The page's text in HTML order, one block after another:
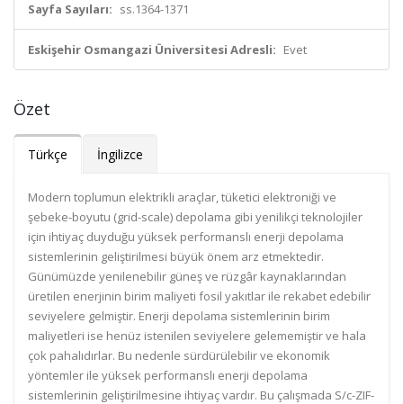
Sayfa Sayıları: ss.1364-1371
Eskişehir Osmangazi Üniversitesi Adresli: Evet
Özet
Türkçe İngilizce
Modern toplumun elektrikli araçlar, tüketici elektroniği ve
şebeke-boyutu (grid-scale) depolama gibi yenilikçi teknolojiler
için ihtiyaç duyduğu yüksek performanslı enerji depolama
sistemlerinin geliştirilmesi büyük önem arz etmektedir.
Günümüzde yenilenebilir güneş ve rüzgâr kaynaklarından
üretilen enerjinin birim maliyeti fosil yakıtlar ile rekabet edebilir
seviyelere gelmiştir. Enerji depolama sistemlerinin birim
maliyetleri ise henüz istenilen seviyelere gelememiştir ve hala
çok pahalıdırlar. Bu nedenle sürdürülebilir ve ekonomik
yöntemler ile yüksek performanslı enerji depolama
sistemlerinin geliştirilmesine ihtiyaç vardır. Bu çalışmada S/c-ZIF-